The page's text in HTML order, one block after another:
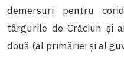
demersuri pentru
târgurile de Crăciun și
două (al primăriei și al